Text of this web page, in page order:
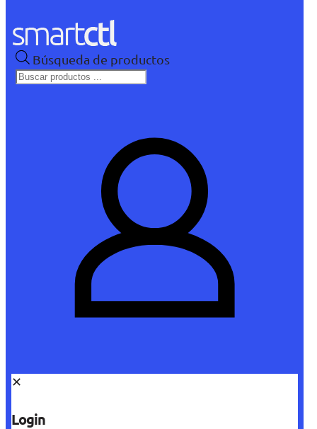
Búsqueda de productos
✕
Login